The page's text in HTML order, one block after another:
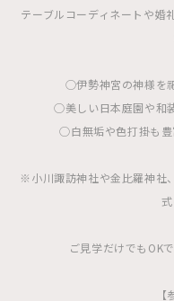
テーブルコーディネートや婚
◯伊勢神宮の神様を
◯美しい日本庭園や和
◯白無垢や色打掛も豊
※小川諏訪神社や金比羅神社
ご見学だけでもOK